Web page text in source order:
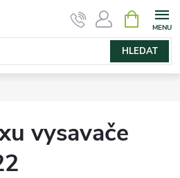
HLEDAT
NÁKUPNÍ
KOŠÍK
vysavače